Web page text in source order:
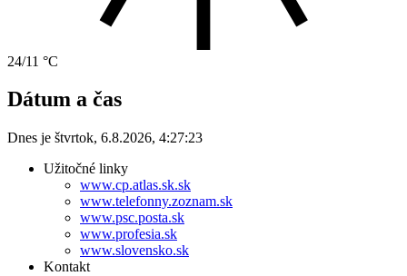
24/11 °C
Dátum a čas
Dnes je štvrtok, 6.8.2026, 4:27:23
Užitočné linky
www.cp.atlas.sk.sk
www.telefonny.zoznam.sk
www.psc.posta.sk
www.profesia.sk
www.slovensko.sk
Kontakt